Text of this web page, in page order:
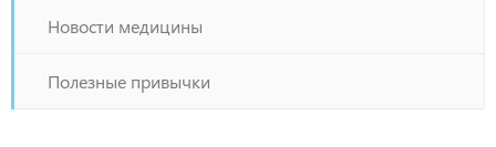
Новости медицины
Полезные привычки